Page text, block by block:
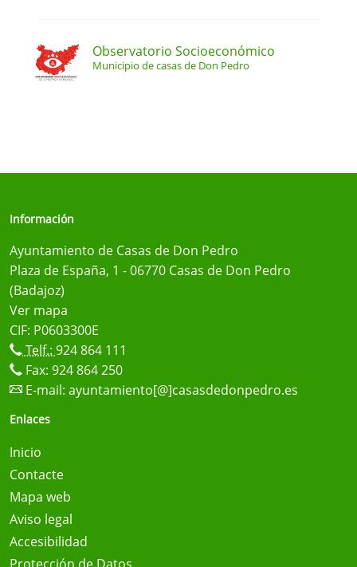
Observatorio Socioeconómico
Municipio de casas de Don Pedro
Información
Ayuntamiento de Casas de Don Pedro
Plaza de España, 1 - 06770 Casas de Don Pedro
(Badajoz)
Ver mapa
CIF: P0603300E
Telf.: 924 864 111
Fax: 924 864 250
E-mail: ayuntamiento[@]casasdedonpedro.es
Enlaces
Inicio
Contacte
Mapa web
Aviso legal
Accesibilidad